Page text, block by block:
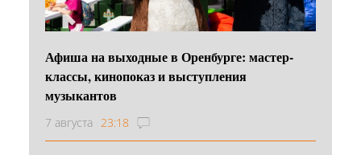
Афиша на выходные в Оренбурге: мастер-
классы, кинопоказ и выступления
музыкантов
7 августа 23:18